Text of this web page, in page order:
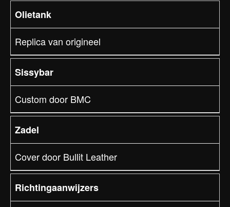
Olietank
Replica van origineel
Sissybar
Custom door BMC
Zadel
Cover door Bullit Leather
Richtingaanwijzers